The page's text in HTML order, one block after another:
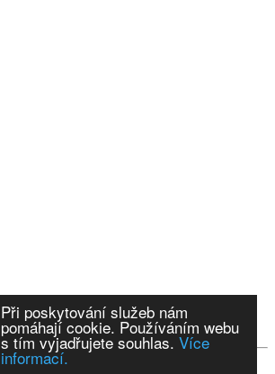
Při poskytování služeb nám
pomáhají cookie. Používáním webu
s tím vyjadřujete souhlas. Více
informací.